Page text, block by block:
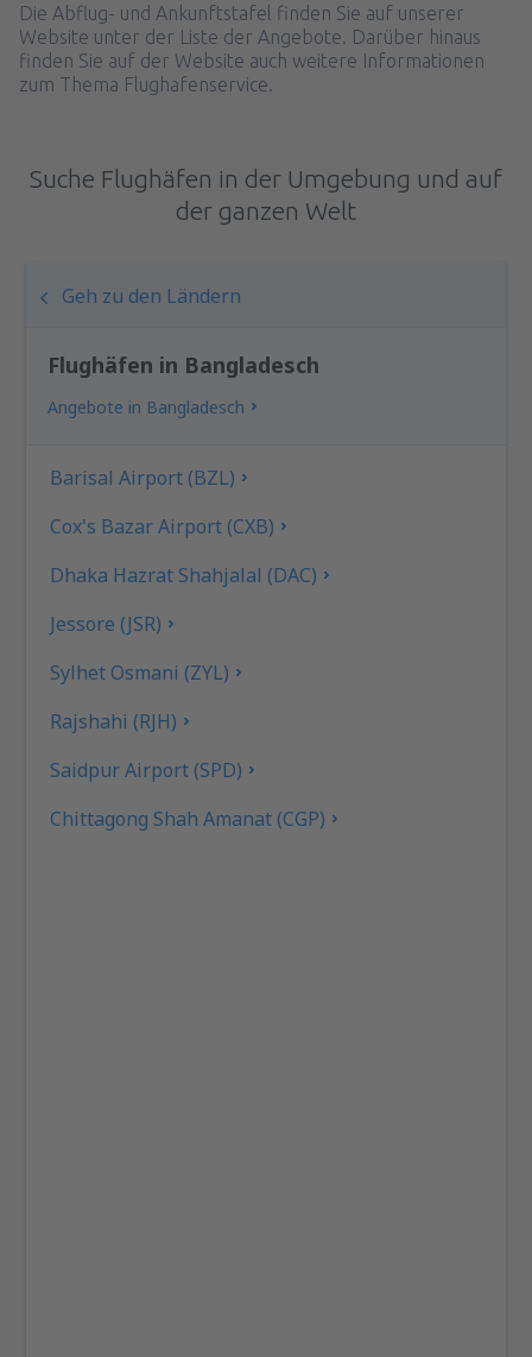
Die Abflug- und Ankunftstafel finden Sie auf unserer
Website unter der Liste der Angebote. Darüber hinaus
finden Sie auf der Website auch weitere Informationen
zum Thema Flughafenservice.
Suche Flughäfen in der Umgebung und auf
der ganzen Welt
Geh zu den Ländern
Flughäfen in Bangladesch
Angebote in Bangladesch
Barisal Airport (BZL)
Cox's Bazar Airport (CXB)
Dhaka Hazrat Shahjalal (DAC)
Jessore (JSR)
Sylhet Osmani (ZYL)
Rajshahi (RJH)
Saidpur Airport (SPD)
Chittagong Shah Amanat (CGP)